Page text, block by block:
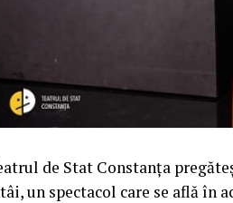
de Stat Constanța
un spectacol care se află în